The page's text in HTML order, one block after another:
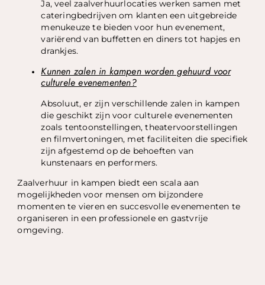
Ja, veel zaalverhuurlocaties werken samen met
cateringbedrijven om klanten een uitgebreide
menukeuze te bieden voor hun evenement,
variërend van buffetten en diners tot hapjes en
drankjes.
Kunnen zalen in kampen worden gehuurd voor
culturele evenementen?
Absoluut, er zijn verschillende zalen in kampen
die geschikt zijn voor culturele evenementen
zoals tentoonstellingen, theatervoorstellingen
en filmvertoningen, met faciliteiten die specifiek
zijn afgestemd op de behoeften van
kunstenaars en performers.
Zaalverhuur in kampen biedt een scala aan
mogelijkheden voor mensen om bijzondere
momenten te vieren en succesvolle evenementen te
organiseren in een professionele en gastvrije
omgeving.